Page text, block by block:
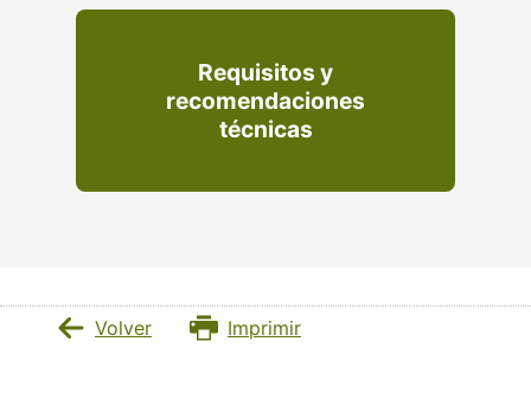
Requisitos y
recomendaciones
técnicas
Volver Imprimir